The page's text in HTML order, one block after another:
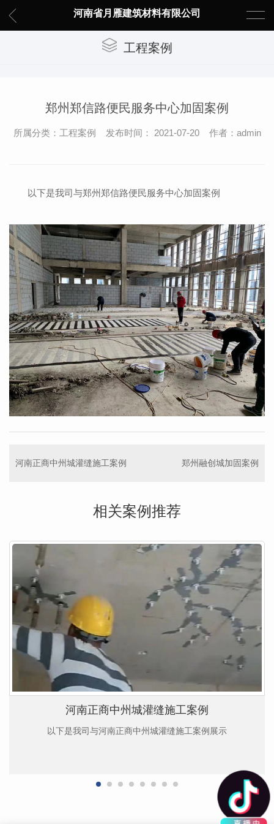
河南省月雁建筑材料有限公司
工程案例
郑州郑信路便民服务中心加固案例
所属分类：工程案例 发布时间： 2021-07-20 作者：admin
以下是我司与郑州郑信路便民服务中心加固案例
河南正商中州城灌缝施工案例 郑州融创城加固案例
相关案例推荐
河南正商中州城灌缝施工案例
以下是我司与河南正商中州城灌缝施工案例展示